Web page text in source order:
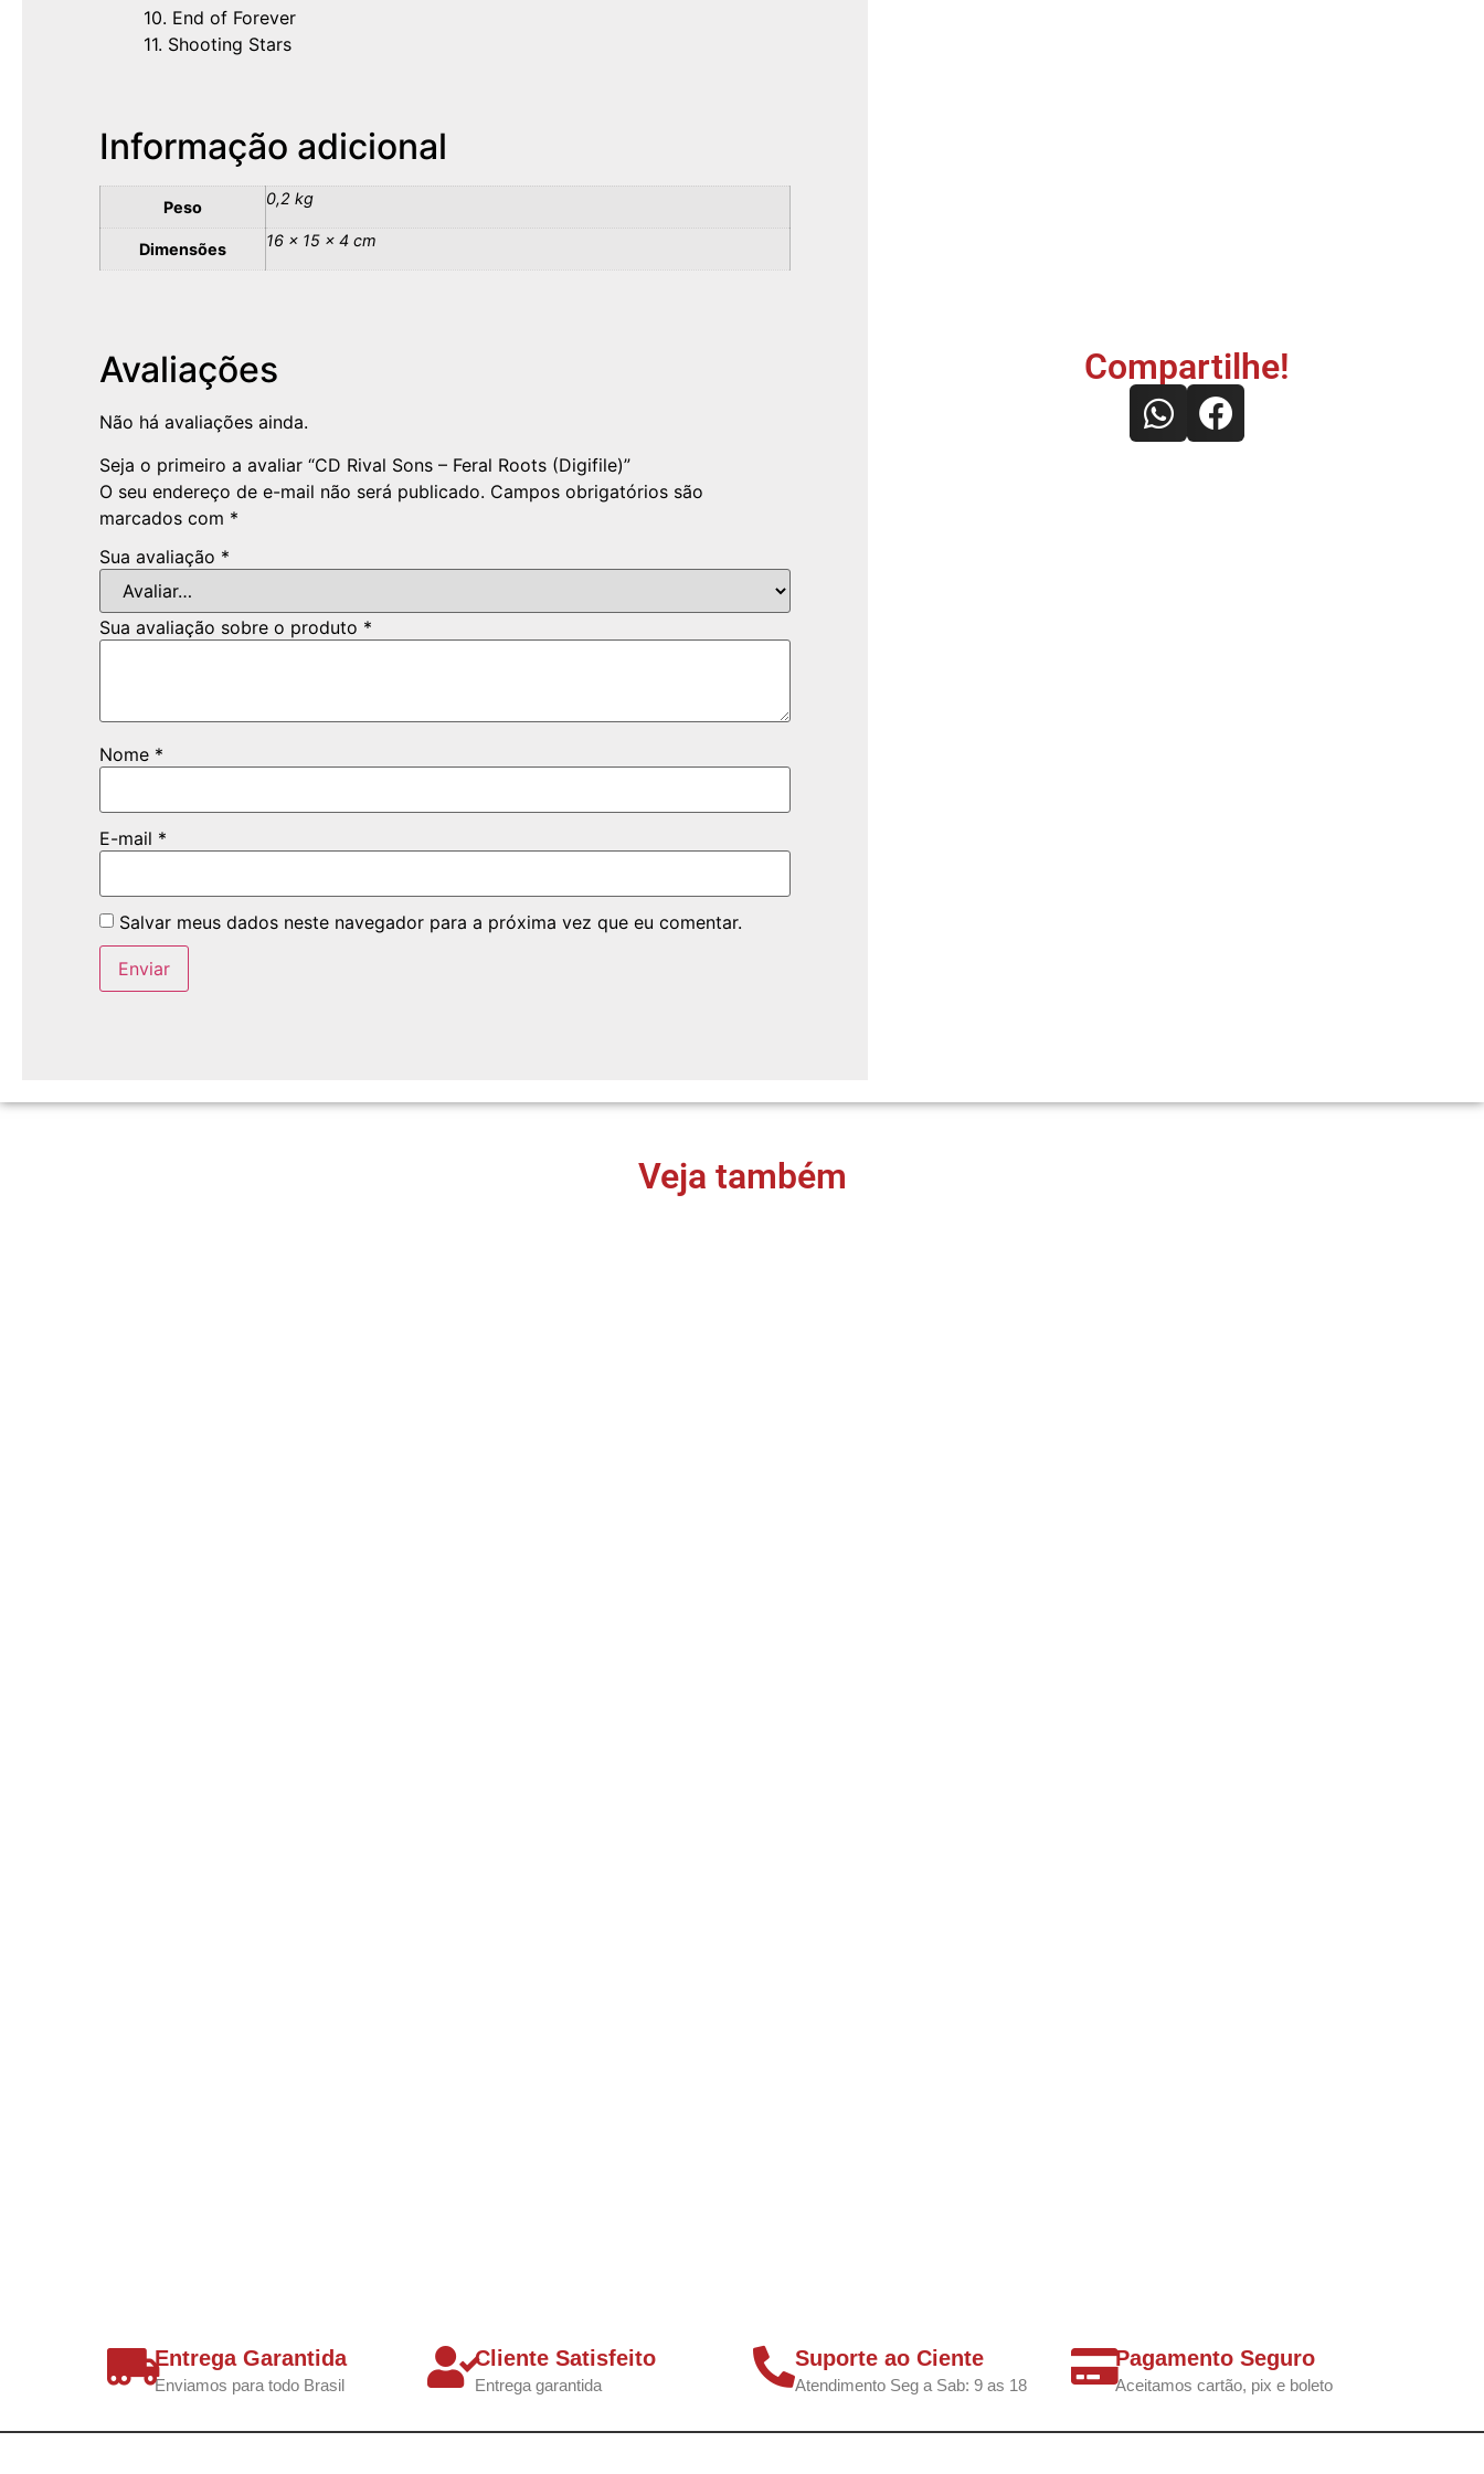
10. End of Forever
11. Shooting Stars
Informação adicional
Peso 0,2 kg
Dimensões 16 × 15 × 4 cm
Avaliações
Não há avaliações ainda.
Seja o primeiro a avaliar “CD Rival Sons – Feral Roots (Digifile)”
O seu endereço de e-mail não será publicado. Campos obrigatórios são
marcados com *
Sua avaliação *
Sua avaliação sobre o produto *
Nome *
E-mail *
Salvar meus dados neste navegador para a próxima vez que eu comentar.
Compartilhe!
Veja também
Entrega Garantida
Enviamos para todo Brasil
Cliente Satisfeito
Entrega garantida
Suporte ao Ciente
Atendimento Seg a Sab: 9 as 18
Pagamento Seguro
Aceitamos cartão, pix e boleto